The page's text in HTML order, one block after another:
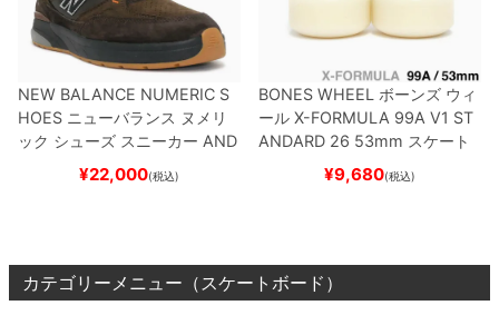
NEW BALANCE NUMERIC S
HOES ニューバランス ヌメリ
ック シューズ スニーカー AND
REW REYNOLDS 933
BROWN/BLACKスケート
¥22,000(税込)
BONES WHEEL ボーンズ ウィ
ール X-FORMULA 99A V1 ST
ANDARD 26 53mm スケート
ボード スケボー
¥9,680(税込)
カテゴリーメニュー（スケートボード）